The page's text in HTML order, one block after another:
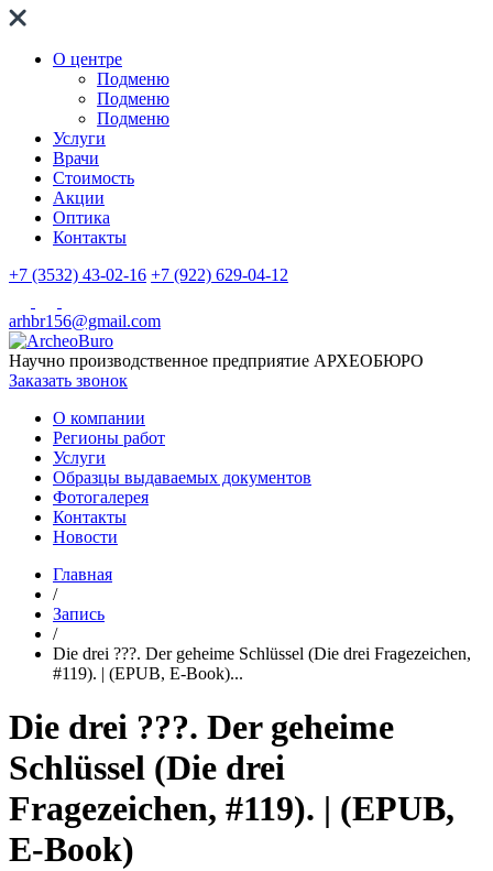
О центре
Подменю
Подменю
Подменю
Услуги
Врачи
Стоимость
Акции
Оптика
Контакты
+7 (3532) 43-02-16 +7 (922) 629-04-12
arhbr156@gmail.com
Научно производственное предприятие АРХЕОБЮРО
Заказать звонок
О компании
Регионы работ
Услуги
Образцы выдаваемых документов
Фотогалерея
Контакты
Новости
Главная
/
Запись
/
Die drei ???. Der geheime Schlüssel (Die drei Fragezeichen,
#119). | (EPUB, E-Book)...
Die drei ???. Der geheime
Schlüssel (Die drei
Fragezeichen, #119). | (EPUB,
E-Book)